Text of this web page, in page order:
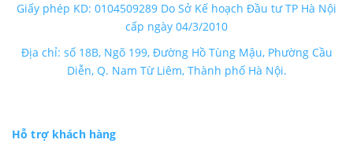
Giấy phép KD: 0104509289 Do Sở Kế hoạch Đầu tư TP Hà Nội
cấp ngày 04/3/2010
Địa chỉ: số 18B, Ngõ 199, Đường Hồ Tùng Mậu, Phường Cầu
Diễn, Q. Nam Từ Liêm, Thành phố Hà Nội.
Hỗ trợ khách hàng